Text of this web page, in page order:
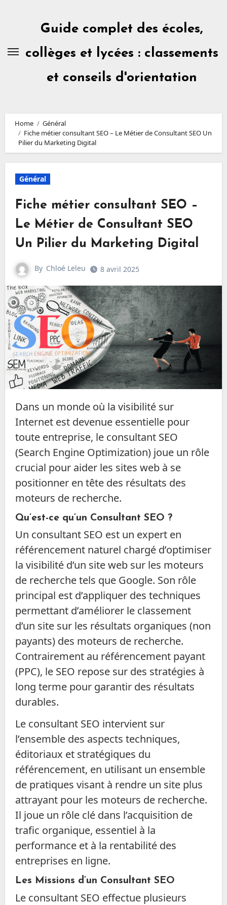
Guide complet des écoles,
collèges et lycées : classements
et conseils d'orientation
Home
Général
Fiche métier consultant SEO – Le Métier de Consultant SEO Un
Pilier du Marketing Digital
Général
Fiche métier consultant SEO –
Le Métier de Consultant SEO
Un Pilier du Marketing Digital
By Chloé Leleu 8 avril 2025
Dans un monde où la visibilité sur
Internet est devenue essentielle pour
toute entreprise, le consultant SEO
(Search Engine Optimization) joue un rôle
crucial pour aider les sites web à se
positionner en tête des résultats des
moteurs de recherche.
Qu’est-ce qu’un Consultant SEO ?
Un consultant SEO est un expert en
référencement naturel chargé d’optimiser
la visibilité d’un site web sur les moteurs
de recherche tels que Google. Son rôle
principal est d’appliquer des techniques
permettant d’améliorer le classement
d’un site sur les résultats organiques (non
payants) des moteurs de recherche.
Contrairement au référencement payant
(PPC), le SEO repose sur des stratégies à
long terme pour garantir des résultats
durables.
Le consultant SEO intervient sur
l’ensemble des aspects techniques,
éditoriaux et stratégiques du
référencement, en utilisant un ensemble
de pratiques visant à rendre un site plus
attrayant pour les moteurs de recherche.
Il joue un rôle clé dans l’acquisition de
trafic organique, essentiel à la
performance et à la rentabilité des
entreprises en ligne.
Les Missions d’un Consultant SEO
Le consultant SEO effectue plusieurs